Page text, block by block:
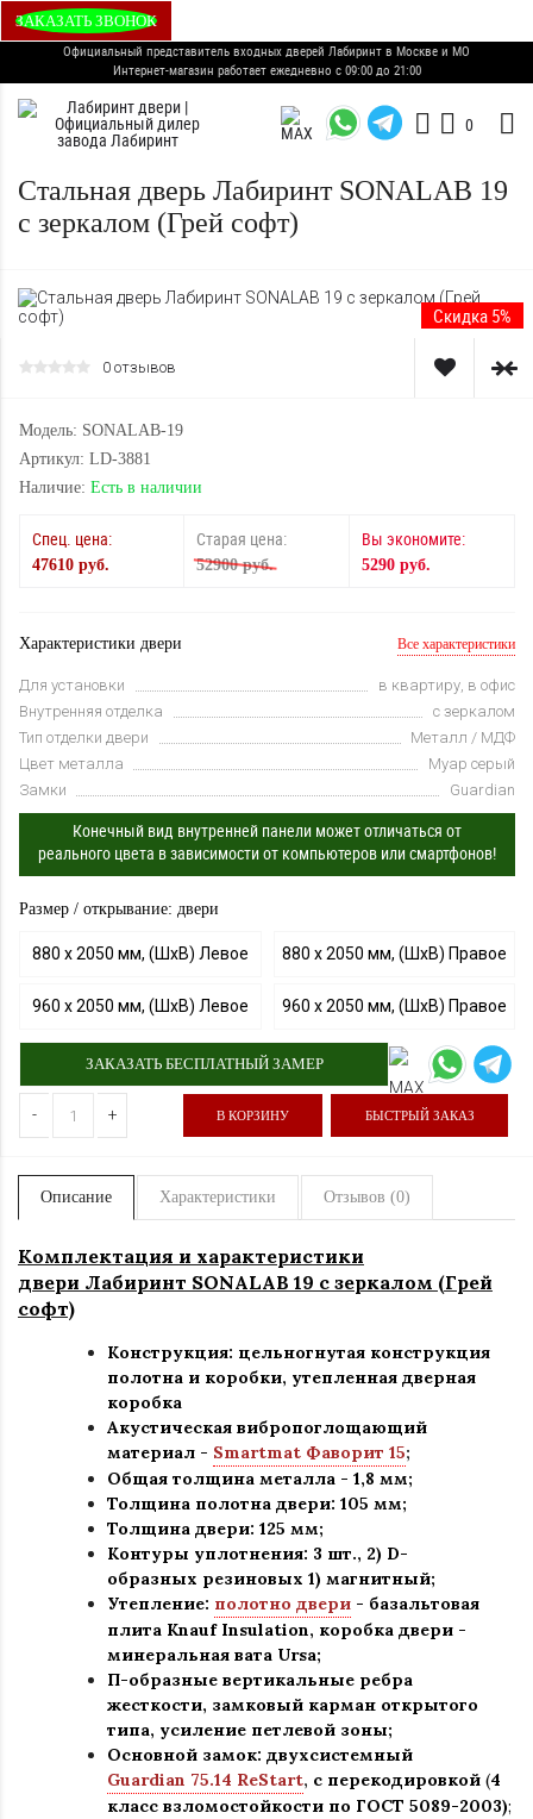
ЗАКАЗАТЬ ЗВОНОК
Официальный представитель входных дверей Лабиринт в Москве и МО
Интернет-магазин работает ежедневно с 09:00 до 21:00
0
Стальная дверь Лабиринт SONALAB 19
с зеркалом (Грей софт)
Скидка 5%
0 отзывов
Модель: SONALAB-19
Артикул: LD-3881
Наличие: Есть в наличии
Спец. цена:
47610 руб.
Старая цена:
52900 руб.
Вы экономите:
5290 руб.
Характеристики двери Все характеристики
Для установки
в квартиру, в офис
Внутренняя отделка
с зеркалом
Тип отделки двери
Металл / МДФ
Цвет металла
Муар серый
Замки
Guardian
Конечный вид внутренней панели может отличаться от
реального цвета в зависимости от компьютеров или смартфонов!
Размер / открывание: двери
880 х 2050 мм, (ШхВ) Левое 880 х 2050 мм, (ШхВ) Правое
960 х 2050 мм, (ШхВ) Левое 960 х 2050 мм, (ШхВ) Правое
ЗАКАЗАТЬ БЕСПЛАТНЫЙ ЗАМЕР
- + В КОРЗИНУ БЫСТРЫЙ ЗАКАЗ
Описание Характеристики Отзывов (0)
Комплектация и характеристики
двери Лабиринт SONALAB 19 с зеркалом (Грей
софт)
Конструкция: цельногнутая конструкция
полотна и коробки, утепленная дверная
коробка
Акустическая вибропоглощающий
материал - Smartmat Фаворит 15;
Общая толщина металла - 1,8 мм;
Толщина полотна двери: 105 мм;
Толщина двери: 125 мм;
Контуры уплотнения: 3 шт., 2) D-
образных резиновых 1) магнитный;
Утепление: полотно двери - базальтовая
плита Knauf Insulation, коробка двери -
минеральная вата Ursa;
П-образные вертикальные ребра
жесткости, замковый карман открытого
типа, усиление петлевой зоны;
Основной замок: двухсистемный
Guardian 75.14 ReStart, с перекодировкой (4
класс взломостойкости по ГОСТ 5089-2003);